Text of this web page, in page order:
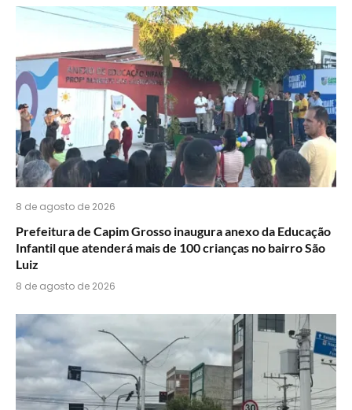
do
WhatsApp?
8 de agosto de 2026
Prefeitura de Capim Grosso inaugura anexo da Educação
Infantil que atenderá mais de 100 crianças no bairro São
Luiz
8 de agosto de 2026